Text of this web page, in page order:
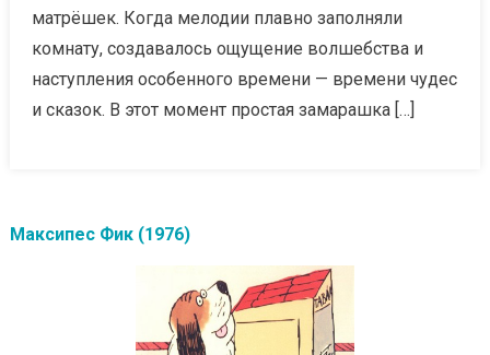
матрёшек. Когда мелодии плавно заполняли
комнату, создавалось ощущение волшебства и
наступления особенного времени — времени чудес
и сказок. В этот момент простая замарашка […]
Максипес Фик (1976)